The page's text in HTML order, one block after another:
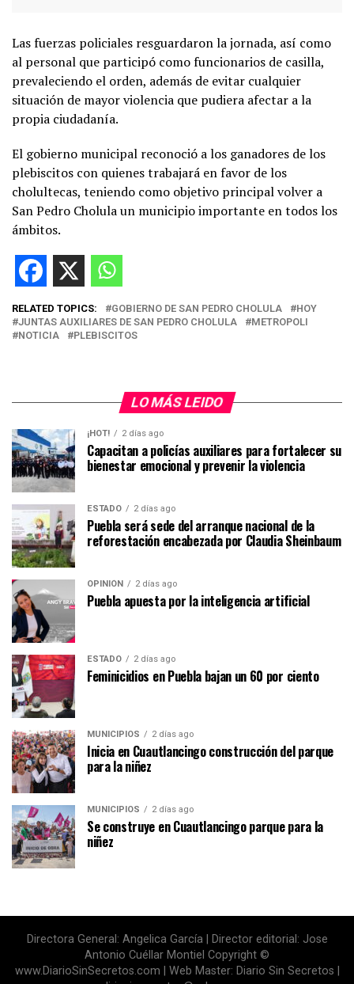
Las fuerzas policiales resguardaron la jornada, así como
al personal que participó como funcionarios de casilla,
prevaleciendo el orden, además de evitar cualquier
situación de mayor violencia que pudiera afectar a la
propia ciudadanía.
El gobierno municipal reconoció a los ganadores de los
plebiscitos con quienes trabajará en favor de los
cholultecas, teniendo como objetivo principal volver a
San Pedro Cholula un municipio importante en todos los
ámbitos.
RELATED TOPICS: GOBIERNO DE SAN PEDRO CHOLULA
HOY
JUNTAS AUXILIARES DE SAN PEDRO CHOLULA
METROPOLI
NOTICIA
PLEBISCITOS
LO MÁS LEIDO
¡HOT! 2 días ago
Capacitan a policías auxiliares para fortalecer su
bienestar emocional y prevenir la violencia
ESTADO 2 días ago
Puebla será sede del arranque nacional de la
reforestación encabezada por Claudia Sheinbaum
OPINIÓN 2 días ago
Puebla apuesta por la inteligencia artificial
ESTADO 2 días ago
Feminicidios en Puebla bajan un 60 por ciento
MUNICIPIOS 2 días ago
Inicia en Cuautlancingo construcción del parque
para la niñez
MUNICIPIOS 2 días ago
Se construye en Cuautlancingo parque para la
niñez
Directora General: Angelica García | Director editorial: Jose
Antonio Cuéllar Montiel Copyright ©
www.DiarioSinSecretos.com | Web Master: Diario Sin Secretos |